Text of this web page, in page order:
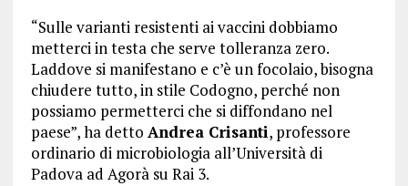
“Sulle varianti resistenti ai vaccini dobbiamo
metterci in testa che serve tolleranza zero.
Laddove si manifestano e c’è un focolaio, bisogna
chiudere tutto, in stile Codogno, perché non
possiamo permetterci che si diffondano nel
paese”, ha detto Andrea Crisanti, professore
ordinario di microbiologia all’Università di
Padova ad Agorà su Rai 3.